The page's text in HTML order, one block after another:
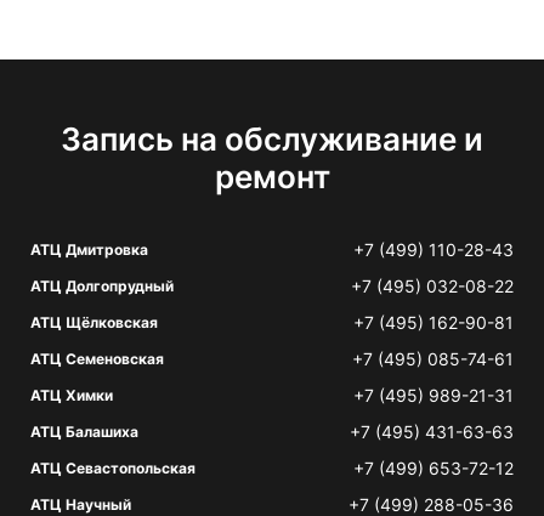
Запись на обслуживание и
ремонт
АТЦ Дмитровка +7 (499) 110-28-43
АТЦ Долгопрудный +7 (495) 032-08-22
АТЦ Щёлковская +7 (495) 162-90-81
АТЦ Семеновская +7 (495) 085-74-61
АТЦ Химки +7 (495) 989-21-31
АТЦ Балашиха +7 (495) 431-63-63
АТЦ Севастопольская +7 (499) 653-72-12
АТЦ Научный +7 (499) 288-05-36